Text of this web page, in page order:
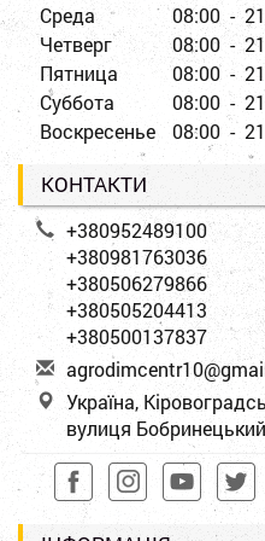
Среда
08:00 -
Четверг
08:00 -
Пятница
08:00 -
Суббота
08:00 -
Воскресенье
08:00 -
КОНТАКТИ
+380952489100
+380981763036
+380506279866
+380505204413
+380500137837
agrodimcentr10@gmai
Україна,
вулиця